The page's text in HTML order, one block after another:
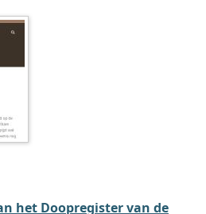
het Doopregister van de